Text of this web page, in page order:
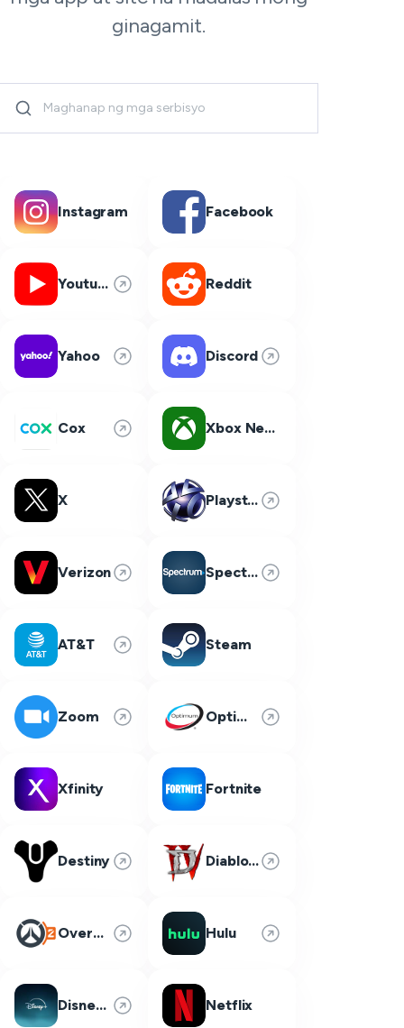
ginagamit.
Instagram Facebook
Youtube Reddit
Yahoo Discord
Cox Xbox Network
X Playstation Network
Verizon Spectrum
AT&T Steam
Zoom Optimum
Xfinity Fortnite
Destiny Diablo 4
Overwatch 2 Hulu
Disney Plus Netflix